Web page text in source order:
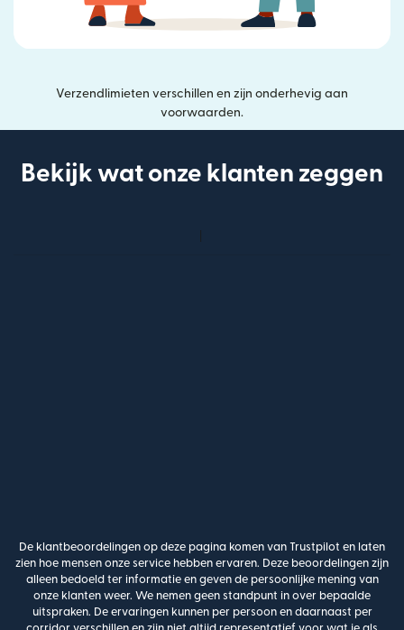
Verzendlimieten verschillen en zijn onderhevig aan
voorwaarden.
Bekijk wat onze klanten zeggen
De klantbeoordelingen op deze pagina komen van Trustpilot en laten
zien hoe mensen onze service hebben ervaren. Deze beoordelingen zijn
alleen bedoeld ter informatie en geven de persoonlijke mening van
onze klanten weer. We nemen geen standpunt in over bepaalde
uitspraken. De ervaringen kunnen per persoon en daarnaast per
corridor verschillen en zijn niet altijd representatief voor wat je als